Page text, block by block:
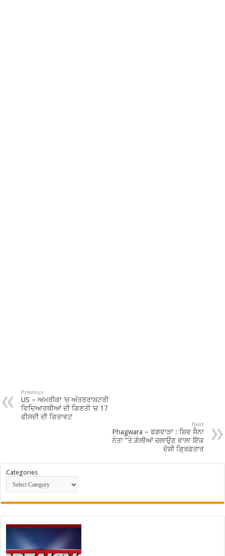
Previous
US – ਅਮਰੀਕਾ ’ਚ ਅੰਤਰਰਾਸ਼ਟਰੀ
ਵਿਦਿਆਰਥੀਆਂ ਦੀ ਗਿਣਤੀ ’ਚ 17
ਫੀਸਦੀ ਦੀ ਗਿਰਾਵਟ
Next
Phagwara – ਫਗਵਾੜਾ : ਸ਼ਿਵ ਸੈਨਾ
ਨੇਤਾ ”ਤੇ ਗੋਲੀਆਂ ਚਲਾਉਣ ਵਾਲਾ ਇੱਕ
ਦੋਸ਼ੀ ਗ੍ਰਿਫ਼ਤਾਰ
Categories